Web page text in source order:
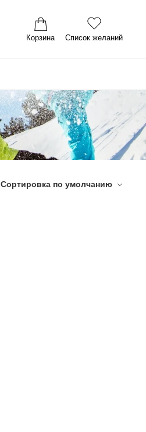
Корзина Список желаний
Сортировка по умолчанию